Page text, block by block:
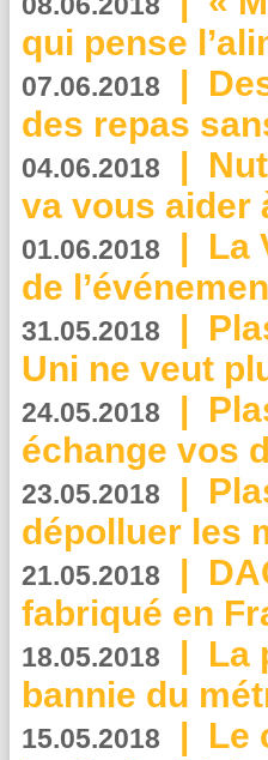
qui pense
07.06.2018 |
des repas
04.06.2018 |
va vous aider
01.06.2018 | La
de
31.05.2018 |
Uni ne veut
24.05.2018 |
échange vos
23.05.2018 |
dépolluer les
21.05.2018 |
fabriqué en
18.05.2018 | La
bannie du
15.05.2018 | Le